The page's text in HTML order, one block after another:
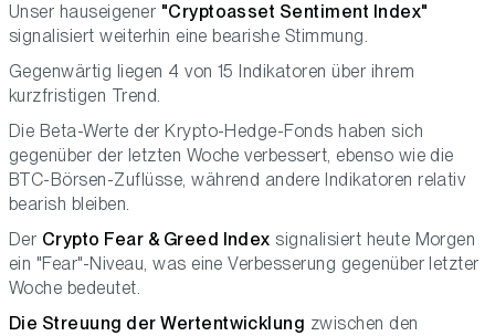
Unser hauseigener "Cryptoasset Sentiment Index"
signalisiert weiterhin eine bearishe Stimmung.
Gegenwärtig liegen 4 von 15 Indikatoren über ihrem
kurzfristigen Trend.
Die Beta-Werte der Krypto-Hedge-Fonds haben sich
gegenüber der letzten Woche verbessert, ebenso wie die
BTC-Börsen-Zuflüsse, während andere Indikatoren relativ
bearish bleiben.
Der Crypto Fear & Greed Index signalisiert heute Morgen
ein "Fear"-Niveau, was eine Verbesserung gegenüber letzter
Woche bedeutet.
Die Streuung der Wertentwicklung zwischen den